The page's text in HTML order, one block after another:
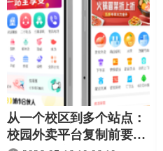
从一个校区到多个站点：
校园外卖平台复制前要先